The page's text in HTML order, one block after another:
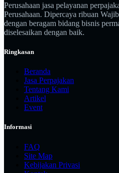
Perusahaan jasa pelayanan
Perusahaan. Dipercaya ribuan
dengan beragam bidang bisnis
diselesaikan dengan baik.
Ringkasan
Beranda
Jasa Perpajakan
Tentang Kami
Artikel
Event
Informasi
FAQ
Site Map
Kebijakan Privasi